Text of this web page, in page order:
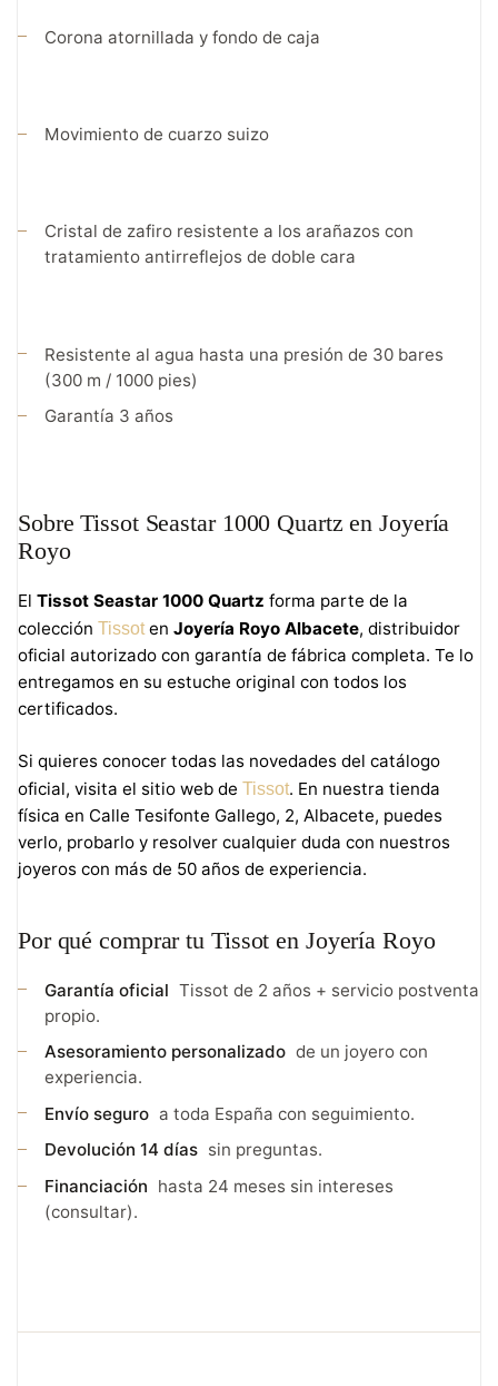
Corona atornillada y fondo de caja
Movimiento de cuarzo suizo
Cristal de zafiro resistente a los arañazos con
tratamiento antirreflejos de doble cara
Resistente al agua hasta una presión de 30 bares
(300 m / 1000 pies)
Garantía 3 años
Sobre Tissot Seastar 1000 Quartz en Joyería
Royo
El Tissot Seastar 1000 Quartz forma parte de la
colección Tissot en Joyería Royo Albacete, distribuidor
oficial autorizado con garantía de fábrica completa. Te lo
entregamos en su estuche original con todos los
certificados.
Si quieres conocer todas las novedades del catálogo
oficial, visita el sitio web de Tissot. En nuestra tienda
física en Calle Tesifonte Gallego, 2, Albacete, puedes
verlo, probarlo y resolver cualquier duda con nuestros
joyeros con más de 50 años de experiencia.
Por qué comprar tu Tissot en Joyería Royo
Garantía oficial Tissot de 2 años + servicio postventa
propio.
Asesoramiento personalizado de un joyero con
experiencia.
Envío seguro a toda España con seguimiento.
Devolución 14 días sin preguntas.
Financiación hasta 24 meses sin intereses
(consultar).